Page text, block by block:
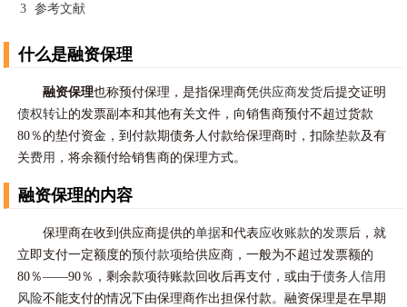
3 参考文献
什么是融资保理
融资保理也称预付保理，是指保理商凭供应商发货后提交证明
债权转让的发票副本和其他有关文件，向销售商预付不超过货款
80％的垫付资金，到付款期债务人付款给保理商时，扣除垫款及有
关费用 ，将余额付给销售商的保理方式。
融资保理的内容
保理商在收到供应商提供的单据和代表应收账款的发票后，就
立即支付一定额度的预付款项给供应商，一般为不超过发票额的
80％——90％，剩余款项待账款回收后再支付，或由于债务人信用
风险不能支付的情况下由保理商作出担保付款。融资保理是在早期